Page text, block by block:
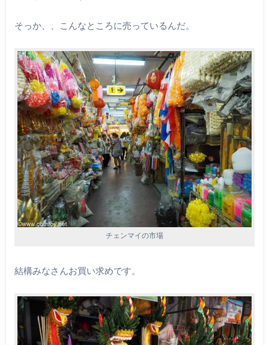
そっか、、こんなところに売っているんだ。
チェンマイの市場
結構みなさんお買い求めです。